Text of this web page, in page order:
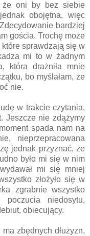
że oni by bez siebie
obojętna, więc
bardziej
gościa. Trochę może
sprawdzają się w
mi to w żadnym
która drażniła mnie
bo myślałam, że
nie.
w trakcie czytania.
Jeszcze nie zdążymy
spada nam na
nieprzepracowana
jednak przyznać, że
było mi się w nim
mi się mniej
złożyło się w
zgrabnie wszystko
niedosytu,
obiecujący.
zbędnych dłużyzn,